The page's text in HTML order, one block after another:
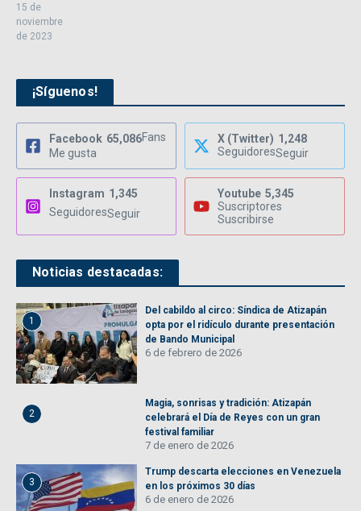
15 de
noviembre
de 2023
¡Síguenos!
Facebook 65,086Fans
Me gusta
X (Twitter) 1,248
SeguidoresSeguir
Instagram 1,345
SeguidoresSeguir
Youtube 5,345
Suscriptores
Suscribirse
Noticias destacadas:
1
Del cabildo al circo: Síndica de Atizapán
opta por el ridículo durante presentación
de Bando Municipal
6 de febrero de 2026
2
Magia, sonrisas y tradición: Atizapán
celebrará el Día de Reyes con un gran
festival familiar
7 de enero de 2026
3
Trump descarta elecciones en Venezuela
en los próximos 30 días
6 de enero de 2026